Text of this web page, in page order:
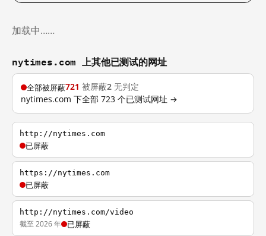
加载中……
nytimes.com 上其他已测试的网址
全部被屏蔽721 被屏蔽2 无判定
nytimes.com 下全部 723 个已测试网址 →
http://nytimes.com
已屏蔽
https://nytimes.com
已屏蔽
http://nytimes.com/video
截至 2026 年 已屏蔽